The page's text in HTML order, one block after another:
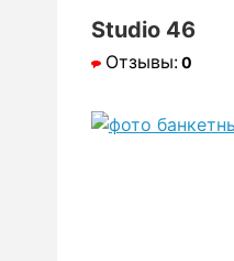
Studio 46
Отзывы:0